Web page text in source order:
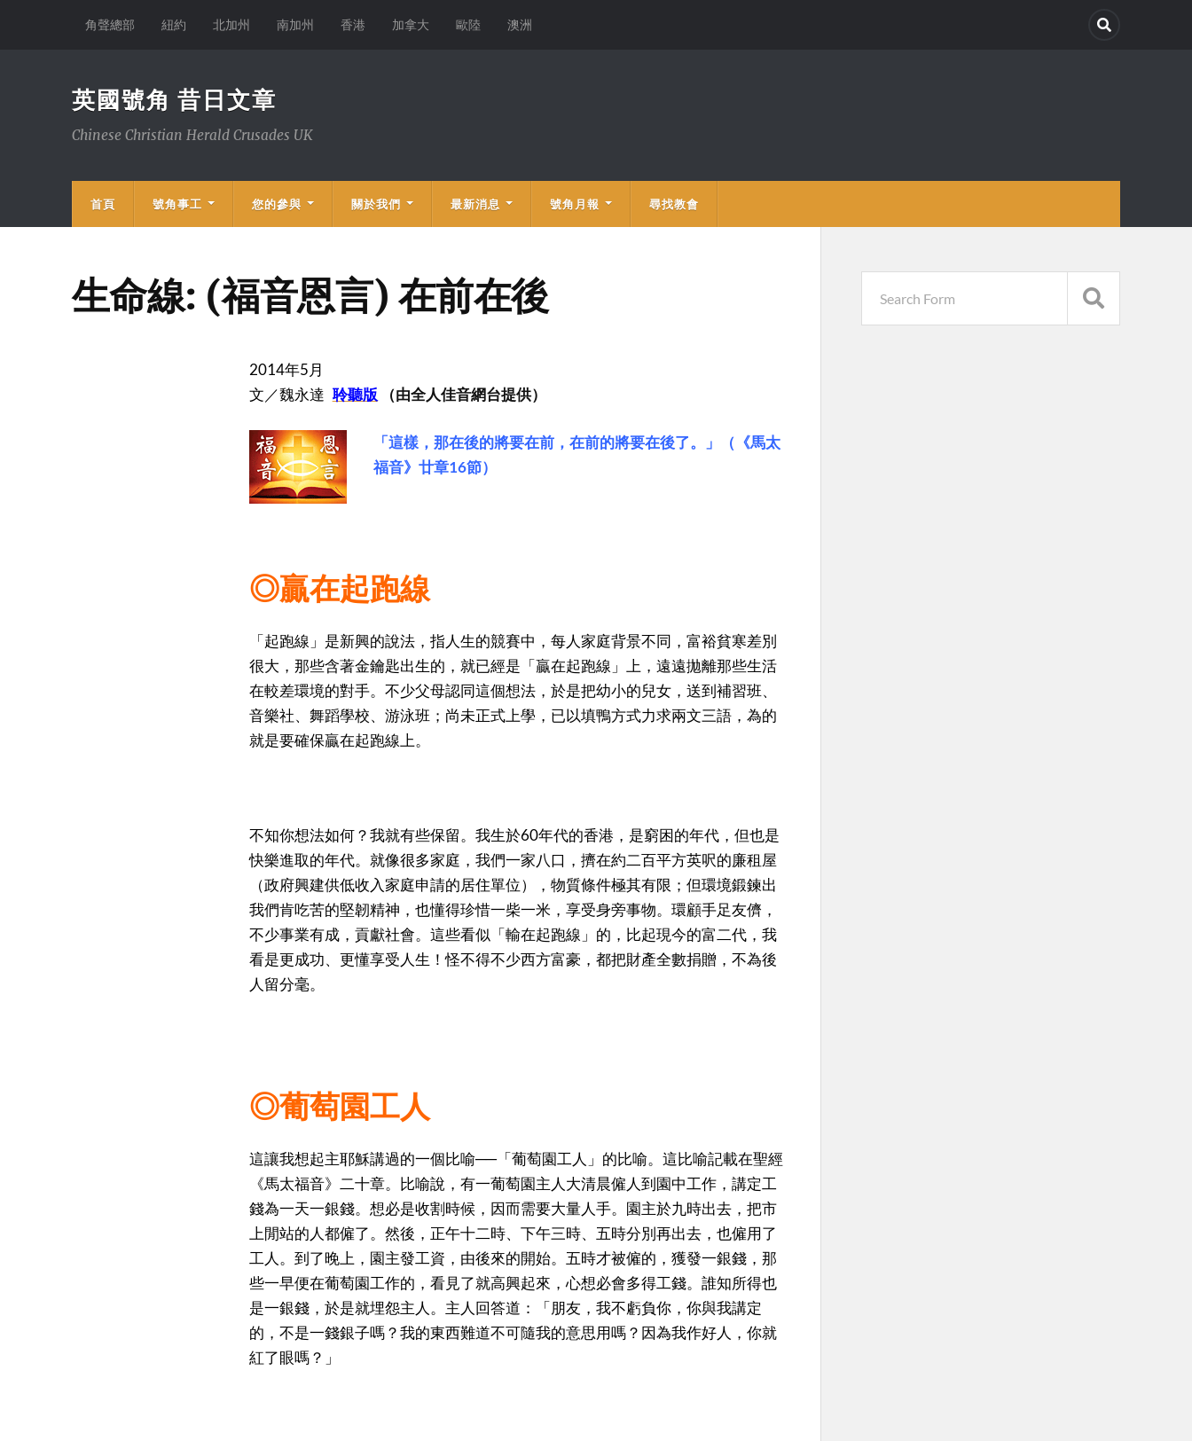
角聲總部 紐約 北加州 南加州 香港 加拿大 歐陸 澳洲
英國號角 昔日文章
Chinese Christian Herald Crusades UK
首頁 號角事工 您的參與 關於我們 最新消息 號角月報 尋找教會
生命線: (福音恩言) 在前在後
2014年5月
文／魏永達 聆聽版 （由全人佳音網台提供）
「這樣，那在後的將要在前，在前的將要在後了。」（《馬太
福音》廿章16節）
◎贏在起跑線
「起跑線」是新興的說法，指人生的競賽中，每人家庭背景不同，富裕貧寒差別
很大，那些含著金鑰匙出生的，就已經是「贏在起跑線」上，遠遠拋離那些生活
在較差環境的對手。不少父母認同這個想法，於是把幼小的兒女，送到補習班、
音樂社、舞蹈學校、游泳班；尚未正式上學，已以填鴨方式力求兩文三語，為的
就是要確保贏在起跑線上。
不知你想法如何？我就有些保留。我生於60年代的香港，是窮困的年代，但也是
快樂進取的年代。就像很多家庭，我們一家八口，擠在約二百平方英呎的廉租屋
（政府興建供低收入家庭申請的居住單位），物質條件極其有限；但環境鍛鍊出
我們肯吃苦的堅韌精神，也懂得珍惜一柴一米，享受身旁事物。環顧手足友儕，
不少事業有成，貢獻社會。這些看似「輸在起跑線」的，比起現今的富二代，我
看是更成功、更懂享受人生！怪不得不少西方富豪，都把財產全數捐贈，不為後
人留分毫。
◎葡萄園工人
這讓我想起主耶穌講過的一個比喻──「葡萄園工人」的比喻。這比喻記載在聖經
《馬太福音》二十章。比喻說，有一葡萄園主人大清晨僱人到園中工作，講定工
錢為一天一銀錢。想必是收割時候，因而需要大量人手。園主於九時出去，把市
上閒站的人都僱了。然後，正午十二時、下午三時、五時分別再出去，也僱用了
工人。到了晚上，園主發工資，由後來的開始。五時才被僱的，獲發一銀錢，那
些一早便在葡萄園工作的，看見了就高興起來，心想必會多得工錢。誰知所得也
是一銀錢，於是就埋怨主人。主人回答道：「朋友，我不虧負你，你與我講定
的，不是一錢銀子嗎？我的東西難道不可隨我的意思用嗎？因為我作好人，你就
紅了眼嗎？」